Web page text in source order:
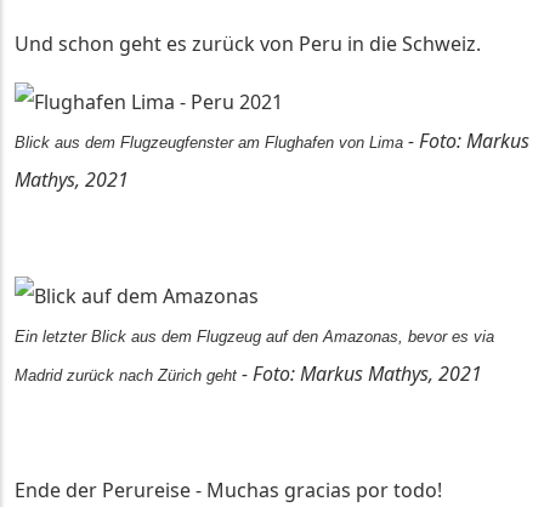
Und schon geht es zurück von Peru in die Schweiz.
Blick aus dem Flugzeugfenster am Flughafen von Lima - Foto: Markus
Mathys, 2021
Ein letzter Blick aus dem Flugzeug auf den Amazonas, bevor es via
Madrid zurück nach Zürich geht - Foto: Markus Mathys, 2021
Ende der Perureise - Muchas gracias por todo!